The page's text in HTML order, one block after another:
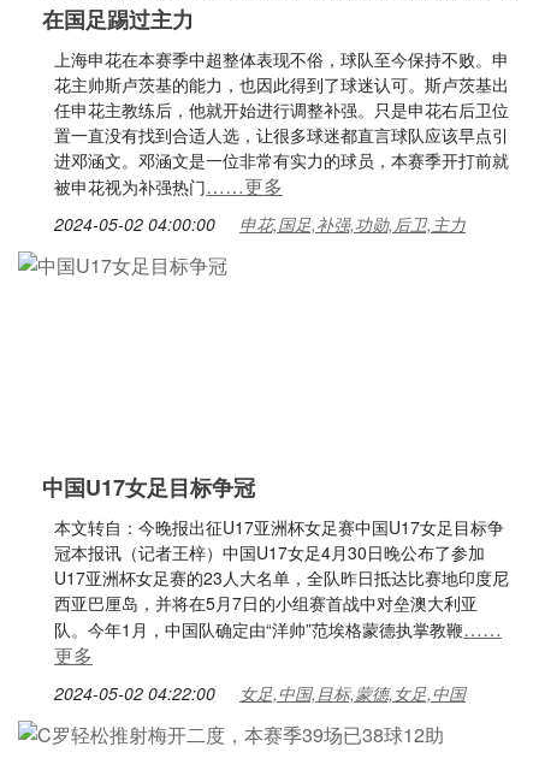
在国足踢过主力
上海申花在本赛季中超整体表现不俗，球队至今保持不败。申
花主帅斯卢茨基的能力，也因此得到了球迷认可。斯卢茨基出
任申花主教练后，他就开始进行调整补强。只是申花右后卫位
置一直没有找到合适人选，让很多球迷都直言球队应该早点引
进邓涵文。邓涵文是一位非常有实力的球员，本赛季开打前就
被申花视为补强热门……更多
2024-05-02 04:00:00 申花,国足,补强,功勋,后卫,主力
中国U17女足目标争冠
本文转自：今晚报出征U17亚洲杯女足赛中国U17女足目标争
冠本报讯（记者王梓）中国U17女足4月30日晚公布了参加
U17亚洲杯女足赛的23人大名单，全队昨日抵达比赛地印度尼
西亚巴厘岛，并将在5月7日的小组赛首战中对垒澳大利亚
队。今年1月，中国队确定由“洋帅”范埃格蒙德执掌教鞭……
更多
2024-05-02 04:22:00 女足,中国,目标,蒙德,女足,中国